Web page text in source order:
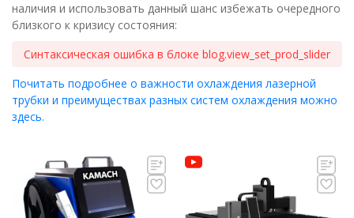
наличия и использовать данный шанс избежать очередного
близкого к кризису состояния:
Синтаксическая ошибка в блоке blog.view_set_prod_slider
Почитать подробнее о важности охлаждения лазерной
трубки и преимуществах разных систем охлаждения можно
здесь.